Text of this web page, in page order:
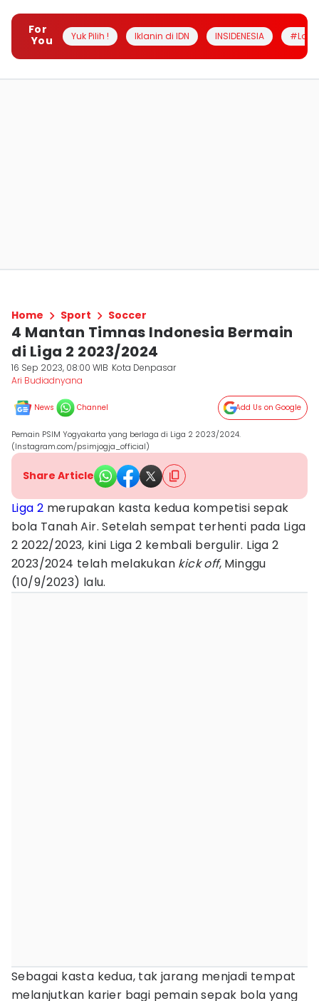
For
You
Yuk Pilih ! Iklanin di IDN INSIDENESIA
Home Sport Soccer
4 Mantan Timnas Indonesia Bermain
di Liga 2 2023/2024
16 Sep 2023, 08:00 WIB Kota Denpasar
Ari Budiadnyana
News Channel Add Us on Google
Pemain PSIM Yogyakarta yang berlaga di Liga 2 2023/2024.
(Instagram.com/psimjogja_official)
Share Article
Liga 2 merupakan kasta kedua kompetisi sepak
bola Tanah Air. Setelah sempat terhenti pada Liga
2 2022/2023, kini Liga 2 kembali bergulir. Liga 2
2023/2024 telah melakukan kick off, Minggu
(10/9/2023) lalu.
Sebagai kasta kedua, tak jarang menjadi tempat
melanjutkan karier bagi pemain sepak bola yang